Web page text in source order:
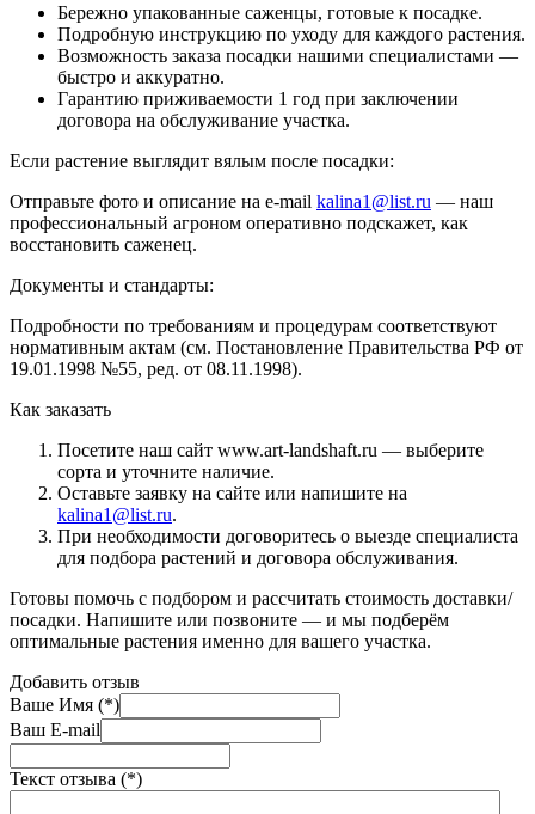
Бережно упакованные саженцы, готовые к посадке.
Подробную инструкцию по уходу для каждого растения.
Возможность заказа посадки нашими специалистами —
быстро и аккуратно.
Гарантию приживаемости 1 год при заключении
договора на обслуживание участка.
Если растение выглядит вялым после посадки:
Отправьте фото и описание на e-mail kalina1@list.ru — наш
профессиональный агроном оперативно подскажет, как
восстановить саженец.
Документы и стандарты:
Подробности по требованиям и процедурам соответствуют
нормативным актам (см. Постановление Правительства РФ от
19.01.1998 №55, ред. от 08.11.1998).
Как заказать
Посетите наш сайт www.art-landshaft.ru — выберите
сорта и уточните наличие.
Оставьте заявку на сайте или напишите на
kalina1@list.ru.
При необходимости договоритесь о выезде специалиста
для подбора растений и договора обслуживания.
Готовы помочь с подбором и рассчитать стоимость доставки/
посадки. Напишите или позвоните — и мы подберём
оптимальные растения именно для вашего участка.
Добавить отзыв
Ваше Имя (*)
Ваш E-mail
Текст отзыва (*)